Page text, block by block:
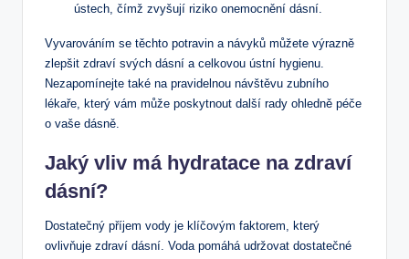
ústech, čímž zvyšují riziko onemocnění dásní.
Vyvarováním se těchto potravin a návyků ‍můžete výrazně
zlepšit zdraví svých dásní ⁣a celkovou ústní hygienu.
Nezapomínejte také na pravidelnou návštěvu zubního
lékaře, který vám může⁢ poskytnout další rady ohledně péče⁤
o ⁤vaše dásně.
Jaký ‌vliv má hydratace na zdraví⁤
dásní?
Dostatečný ⁢příjem vody je klíčovým faktorem, který
ovlivňuje zdraví dásní. Voda pomáhá udržovat dostatečné